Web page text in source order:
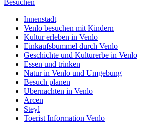
Besuchen
Innenstadt
Venlo besuchen mit Kindern
Kultur erleben in Venlo
Einkaufsbummel durch Venlo
Geschichte und Kulturerbe in Venlo
Essen und trinken
Natur in Venlo und Umgebung
Besuch planen
Ubernachten in Venlo
Arcen
Steyl
Toerist Information Venlo